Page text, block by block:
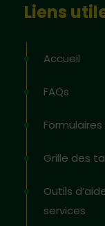
Liens
Accueil
FAQs
Formulaires
Grille des
Outils
services